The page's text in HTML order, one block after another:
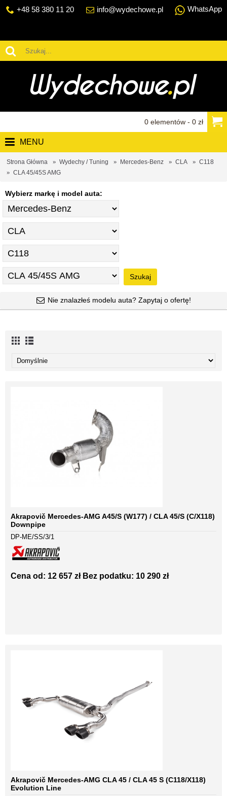
+48 58 380 11 20 info@wydechowe.pl WhatsApp
0 elementów - 0 zł
MENU
Strona Główna Wydechy / Tuning Mercedes-Benz CLA
C118
CLA 45/45S AMG
Wybierz markę i model auta:
Szukaj
Nie znalazłeś modelu auta? Zapytaj o ofertę!
Akrapovič Mercedes-AMG A45/S (W177) / CLA 45/S (C/X118)
Downpipe
DP-ME/SS/3/1
Cena od: 12 657 zł Bez podatku: 10 290 zł
Akrapovič Mercedes-AMG CLA 45 / CLA 45 S (C118/X118)
Evolution Line